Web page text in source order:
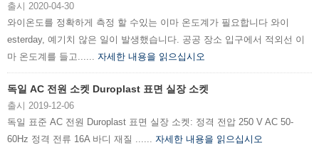
출시 2020-04-30
와이온도를 정확하게 측정 할 수있는 이마 온도계가 필요합니다 와이
esterday, 예기치 않은 일이 발생했습니다. 공공 장소 입구에서 적외선 이
마 온도계를 들고...... 자세한 내용을 읽으십시오
독일 AC 전원 소켓 Duroplast 표면 실장 소켓
출시 2019-12-06
독일 표준 AC 전원 Duroplast 표면 실장 소켓: 정격 전압 250 V AC 50-
60Hz 정격 전류 16A 바디 재질 ...... 자세한 내용을 읽으십시오